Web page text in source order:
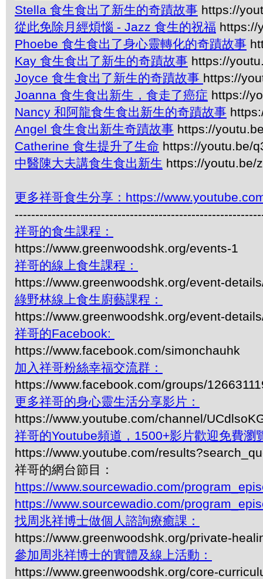
Stella 食生食出了新生的奇蹟故事 https://
從此免除月經煩惱 - Jazz 食生的祝福 https://
Phoebe 食生食出了身心靈轉化的奇蹟故事
Kay 食生食出了新生的奇蹟故事 https://
Joyce 食生食出了新生的奇蹟故事 https://
Joanna 食生食出新生，食走了癌症 https://
Nancy 和阿龍食生食出新生的奇蹟故事
Angel 食生食出新生奇蹟故事 https://
Catherine 食生提升了生命 https://youtu.be/
中醫陳大夫講食生食出新生 https://youtu.be/
更多祥哥食生分享：https://
祥哥的食生課程：
https://www.greenwoodshk.org/events-1
祥哥的線上食生課程：
https://www.greenwoodshk.org/event-
綠野林線上食生廚藝課程：
https://www.greenwoodshk.org/event-
祥哥的Facebook:
https://www.facebook.com/simonchauhk
加入祥哥粉絲幸福交流群：
https://www.facebook.com/groups/
更多祥哥的身心靈生活分享影片：
https://www.youtube.com/channel/
祥哥的Youtube頻道，1500+影片歡迎免費瀏
https://www.youtube.com/
祥哥的網台節目：
https://www.sourcewadio.com/
https://www.sourcewadio.com/
找周兆祥博士做個人諮詢療癒課：
https://www.greenwoodshk.org/private-
參加周兆祥博士的實體及線上活動：
https://www.greenwoodshk.org/core-